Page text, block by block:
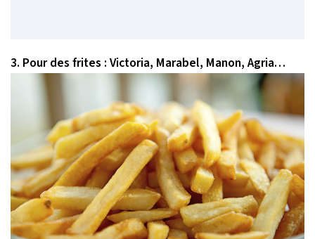
3. Pour des frites : Victoria, Marabel, Manon, Agria…